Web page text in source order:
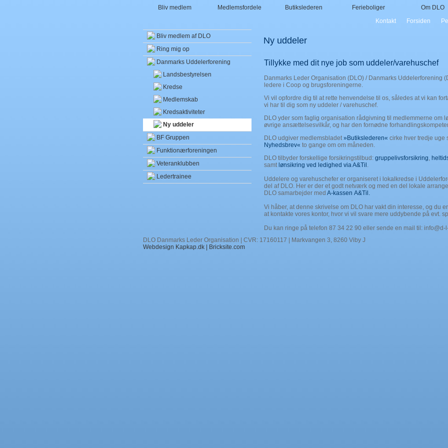
Bliv medlem Medlemsfordele Butikslederen Ferieboliger Om DLO
Kontakt
Forsiden
Bliv medlem af DLO
Ring mig op
Danmarks Uddelerforening
Landsbestyrelsen
Kredse
Medlemskab
Kredsaktiviteter
Ny uddeler
BF Gruppen
Funktionærforeningen
Veteranklubben
Ledertrainee
Ny uddeler
Tillykke med dit nye job som uddeler/varehuschef
Danmarks Leder Organisation (DLO) / Danmarks Uddelerforening
ledere i Coop og brugsforeningerne.
Vi vil opfordre dig til at rette henvendelse til os, således at vi kan
vi har til dig som ny uddeler / varehuschef.
DLO yder som faglig organisation rådgivning til medlemmerne om
øvrige ansættelsesvilkår, og har den fornødne
DLO udgiver medlemsbladet »Butikslederen« cirke hver tredje uge
Nyhedsbrev« to gange om om måneden.
DLO tilbyder forskellige forsikringstilbud: gruppelivsforsikring
samt lønsikring ved ledighed via A&Til
Uddelere og varehuschefer er organiseret i lokalkredse i
del af DLO. Her er der et godt netværk og med en del lokale
DLO samarbejder med A-kassen A&Til.
Vi håber, at denne skrivelse om DLO har vakt din interesse, og du
at kontakte vores kontor, hvor vi vil svare mere uddybende på evt.
Du kan ringe på telefon 87 34 22 90 eller sende en mail til: info@d-
DLO Danmarks Leder Organisation | CVR: 17160117 | Markvangen 3, 8260 Viby J
Webdesign Kapkap.dk| Bricksite.com